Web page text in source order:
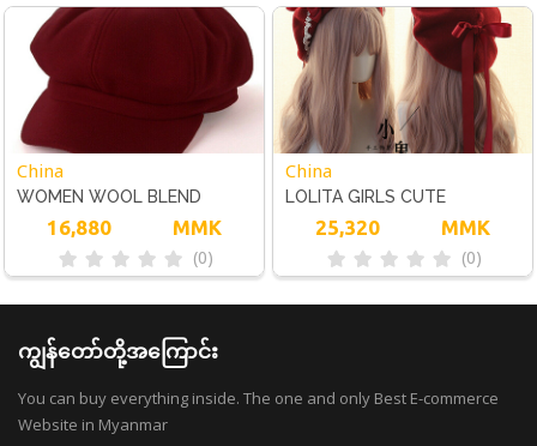
China
WOMEN WOOL BLEND
BAKER CAP LADY GIRLS BOY
PEAKED BERET NEWSBOY
HAT CHRISTMAS LOT
16,880 MMK
(0)
China
LOLITA GIRLS CUTE
BOWKONT BEANIE WOMEN
CASUAL BERET HAT PAINTER
HAT
25,320 MMK
(0)
ကျွန်တော်တို့အကြောင်း
You can buy everything inside. The one and only Best E-commerce
Website in Myanmar